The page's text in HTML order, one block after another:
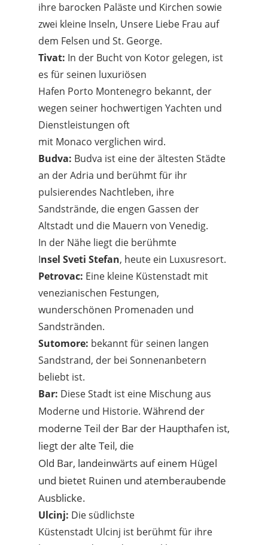
ihre barocken Paläste und Kirchen sowie
zwei kleine Inseln, Unsere Liebe Frau auf
dem Felsen und St. George.
Tivat: In der Bucht von Kotor gelegen, ist
es für seinen luxuriösen
Hafen Porto Montenegro bekannt, der
wegen seiner hochwertigen Yachten und
Dienstleistungen oft
mit Monaco verglichen wird.
Budva: Budva ist eine der ältesten Städte
an der Adria und berühmt für ihr
pulsierendes Nachtleben, ihre
Sandstrände, die engen Gassen der
Altstadt und die Mauern von Venedig.
In der Nähe liegt die berühmte
Insel Sveti Stefan, heute ein Luxusresort.
Petrovac: Eine kleine Küstenstadt mit
venezianischen Festungen,
wunderschönen Promenaden und
Sandstränden.
Sutomore: bekannt für seinen langen
Sandstrand, der bei Sonnenanbetern
beliebt ist.
Bar: Diese Stadt ist eine Mischung aus
Moderne und Historie. Während der
moderne Teil der Bar der Haupthafen ist,
liegt der alte Teil, die
Old Bar, landeinwärts auf einem Hügel
und bietet Ruinen und atemberaubende
Ausblicke.
Ulcinj: Die südlichste
Küstenstadt Ulcinj ist berühmt für ihre